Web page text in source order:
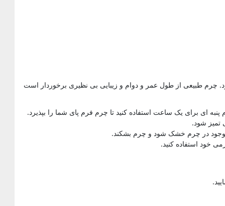
چرم طبیعی از طول عمر و دوام و زیبایی بی نظیری برخوردار است
ای برای یک ساعت استفاده کنید تا چرم فرم پای شما را بپذیرد.
تمیز شود.
در چرم خشک شود و چرم بشکند.
خود استفاده کنید.